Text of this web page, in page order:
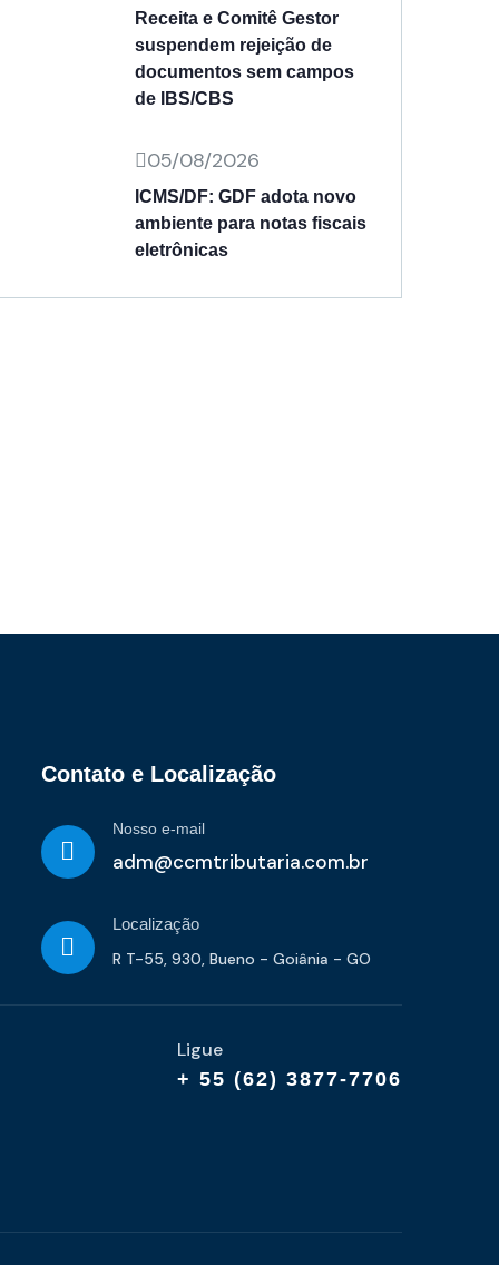
Receita e Comitê Gestor
suspendem rejeição de
documentos sem campos
de IBS/CBS
05/08/2026
ICMS/DF: GDF adota novo
ambiente para notas fiscais
eletrônicas
Contato e Localização
Nosso e-mail
adm@ccmtributaria.com.br
Localização
R T-55, 930, Bueno - Goiânia - GO
Ligue
+ 55 (62) 3877-7706